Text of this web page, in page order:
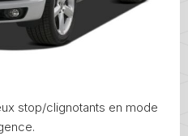
stop/clignotants en mode